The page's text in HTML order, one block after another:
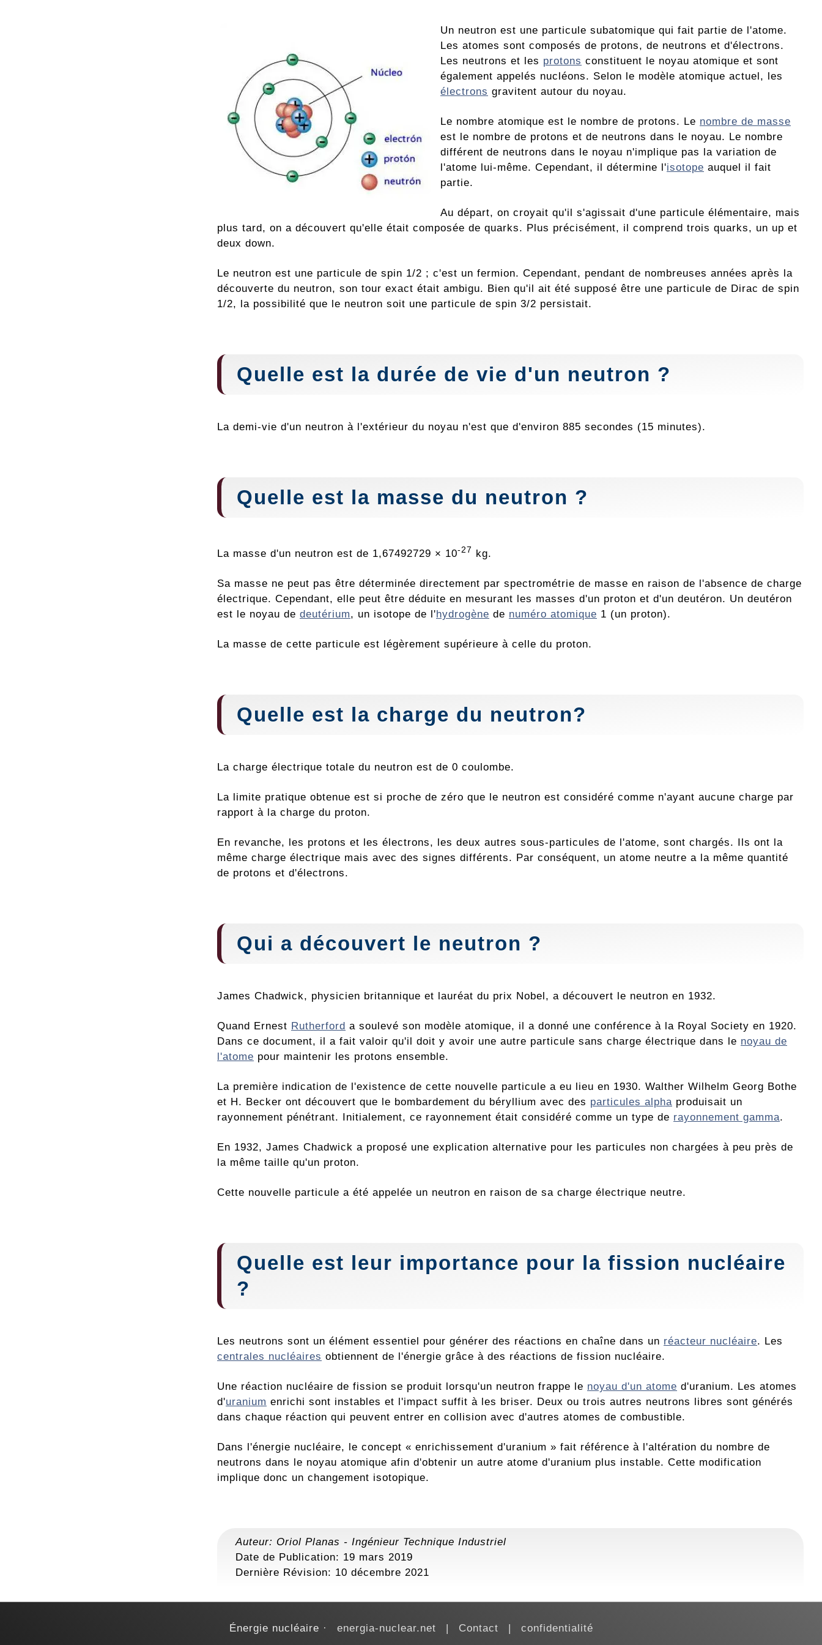
Un neutron est une particule subatomique qui fait partie de l'atome.
Les atomes sont composés de protons, de neutrons et d'électrons.
Les neutrons et les protons constituent le noyau atomique et sont
également appelés nucléons. Selon le modèle atomique actuel, les
électrons gravitent autour du noyau.
Le nombre atomique est le nombre de protons. Le nombre de masse
est le nombre de protons et de neutrons dans le noyau. Le nombre
différent de neutrons dans le noyau n'implique pas la variation de
l'atome lui-même. Cependant, il détermine l'isotope auquel il fait
partie.
Au départ, on croyait qu'il s'agissait d'une particule élémentaire, mais
plus tard, on a découvert qu'elle était composée de quarks. Plus précisément, il comprend trois quarks, un up et
deux down.
Le neutron est une particule de spin 1/2 ; c'est un fermion. Cependant, pendant de nombreuses années après la
découverte du neutron, son tour exact était ambigu. Bien qu'il ait été supposé être une particule de Dirac de spin
1/2, la possibilité que le neutron soit une particule de spin 3/2 persistait.
Quelle est la durée de vie d'un neutron ?
La demi-vie d'un neutron à l'extérieur du noyau n'est que d'environ 885 secondes (15 minutes).
Quelle est la masse du neutron ?
La masse d'un neutron est de 1,67492729 × 10-27 kg.
Sa masse ne peut pas être déterminée directement par spectrométrie de masse en raison de l'absence de charge
électrique. Cependant, elle peut être déduite en mesurant les masses d'un proton et d'un deutéron. Un deutéron
est le noyau de deutérium, un isotope de l'hydrogène de numéro atomique 1 (un proton).
La masse de cette particule est légèrement supérieure à celle du proton.
Quelle est la charge du neutron?
La charge électrique totale du neutron est de 0 coulombe.
La limite pratique obtenue est si proche de zéro que le neutron est considéré comme n'ayant aucune charge par
rapport à la charge du proton.
En revanche, les protons et les électrons, les deux autres sous-particules de l'atome, sont chargés. Ils ont la
même charge électrique mais avec des signes différents. Par conséquent, un atome neutre a la même quantité
de protons et d'électrons.
Qui a découvert le neutron ?
James Chadwick, physicien britannique et lauréat du prix Nobel, a découvert le neutron en 1932.
Quand Ernest Rutherford a soulevé son modèle atomique, il a donné une conférence à la Royal Society en 1920.
Dans ce document, il a fait valoir qu'il doit y avoir une autre particule sans charge électrique dans le noyau de
l'atome pour maintenir les protons ensemble.
La première indication de l'existence de cette nouvelle particule a eu lieu en 1930. Walther Wilhelm Georg Bothe
et H. Becker ont découvert que le bombardement du béryllium avec des particules alpha produisait un
rayonnement pénétrant. Initialement, ce rayonnement était considéré comme un type de rayonnement gamma.
En 1932, James Chadwick a proposé une explication alternative pour les particules non chargées à peu près de
la même taille qu'un proton.
Cette nouvelle particule a été appelée un neutron en raison de sa charge électrique neutre.
Quelle est leur importance pour la fission nucléaire
?
Les neutrons sont un élément essentiel pour générer des réactions en chaîne dans un réacteur nucléaire. Les
centrales nucléaires obtiennent de l'énergie grâce à des réactions de fission nucléaire.
Une réaction nucléaire de fission se produit lorsqu'un neutron frappe le noyau d'un atome d'uranium. Les atomes
d'uranium enrichi sont instables et l'impact suffit à les briser. Deux ou trois autres neutrons libres sont générés
dans chaque réaction qui peuvent entrer en collision avec d'autres atomes de combustible.
Dans l'énergie nucléaire, le concept « enrichissement d'uranium » fait référence à l'altération du nombre de
neutrons dans le noyau atomique afin d'obtenir un autre atome d'uranium plus instable. Cette modification
implique donc un changement isotopique.
Auteur: Oriol Planas - Ingénieur Technique Industriel
Date de Publication: 19 mars 2019
Dernière Révision: 10 décembre 2021
Énergie nucléaire energia-nuclear.net Contact confidentialité